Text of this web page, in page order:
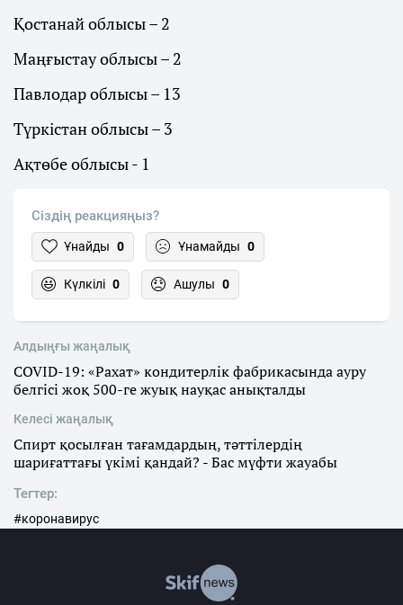
Қостанай облысы – 2
Маңғыстау облысы – 2
Павлодар облысы – 13
Түркістан облысы – 3
Ақтөбе облысы - 1
Сіздің реакцияңыз?
Ұнайды 0 Ұнамайды 0
Күлкілі 0 Ашулы 0
Алдыңғы жаңалық
COVID-19: «Рахат» кондитерлік фабрикасында ауру
белгісі жоқ 500-ге жуық науқас анықталды
Келесі жаңалық
Спирт қосылған тағамдардың, тәттілердің
шариғаттағы үкімі қандай? - Бас мүфти жауабы
Тегтер:
#коронавирус